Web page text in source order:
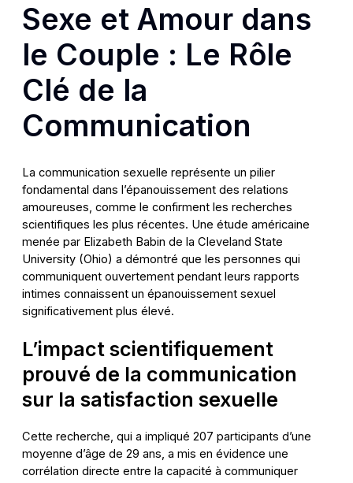
Sexe et Amour dans
le Couple : Le Rôle
Clé de la
Communication
La communication sexuelle représente un pilier
fondamental dans l’épanouissement des relations
amoureuses, comme le confirment les recherches
scientifiques les plus récentes. Une étude américaine
menée par Elizabeth Babin de la Cleveland State
University (Ohio) a démontré que les personnes qui
communiquent ouvertement pendant leurs rapports
intimes connaissent un épanouissement sexuel
significativement plus élevé.
L’impact scientifiquement
prouvé de la communication
sur la satisfaction sexuelle
Cette recherche, qui a impliqué 207 participants d’une
moyenne d’âge de 29 ans, a mis en évidence une
corrélation directe entre la capacité à communiquer